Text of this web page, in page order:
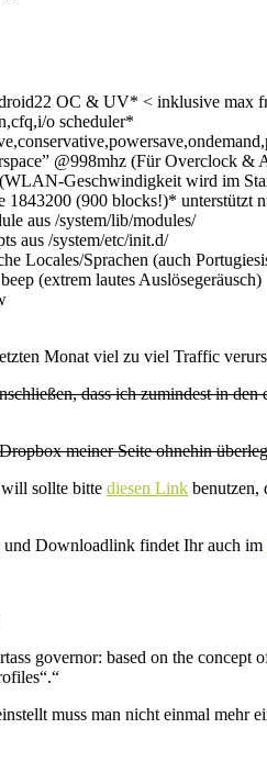
OC & UV* < inklusive max
o scheduler*
@998mhz (Für Overclock &
Geschwindigkeit wird im
1843200 (900 blocks!)* unterstützt
aus /system/lib/modules/
aus /system/etc/init.d/
Locales/Sprachen (auch
(extrem lautes Auslösegeräusch)
Monat viel zu viel Traffic
dass ich zumindest in
meiner Seite ohnehin
sollte bitte diesen Link benutzen,
Downloadlink findet Ihr auch im
governor: based on the
muss man nicht einmal